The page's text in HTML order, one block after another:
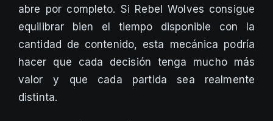
abre por completo. Si Rebel Wolves consigue
equilibrar bien el tiempo disponible con la
cantidad de contenido, esta mecánica podría
hacer que cada decisión tenga mucho más
valor y que cada partida sea realmente
distinta.